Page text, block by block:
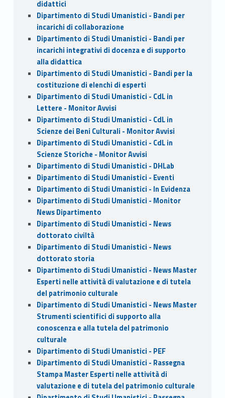
didattici
Dipartimento di Studi Umanistici - Bandi per
incarichi di collaborazione
Dipartimento di Studi Umanistici - Bandi per
incarichi integrativi di docenza e di supporto
alla didattica
Dipartimento di Studi Umanistici - Bandi per la
costituzione di elenchi di esperti
Dipartimento di Studi Umanistici - CdL in
Lettere - Monitor Avvisi
Dipartimento di Studi Umanistici - CdL in
Scienze dei Beni Culturali - Monitor Avvisi
Dipartimento di Studi Umanistici - CdL in
Scienze Storiche - Monitor Avvisi
Dipartimento di Studi Umanistici - DHLab
Dipartimento di Studi Umanistici - Eventi
Dipartimento di Studi Umanistici - In Evidenza
Dipartimento di Studi Umanistici - Monitor
News Dipartimento
Dipartimento di Studi Umanistici - News
dottorato civiltà
Dipartimento di Studi Umanistici - News
dottorato storia
Dipartimento di Studi Umanistici - News Master
Esperti nelle attività di valutazione e di tutela
del patrimonio culturale
Dipartimento di Studi Umanistici - News Master
Strumenti scientifici di supporto alla
conoscenza e alla tutela del patrimonio
culturale
Dipartimento di Studi Umanistici - PEF
Dipartimento di Studi Umanistici - Rassegna
Stampa Master Esperti nelle attività di
valutazione e di tutela del patrimonio culturale